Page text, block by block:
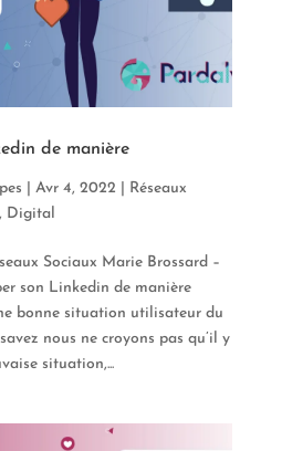
de manière
Avr 4, 2022
Réseaux
Digital
Sociaux Marie Brossard –
son Linkedin de manière
bonne situation utilisateur du
nous ne croyons pas qu’il y
situation,...